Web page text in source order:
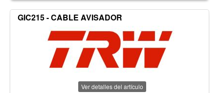
GIC215 - CABLE AVISADOR
Ver detalles del artículo